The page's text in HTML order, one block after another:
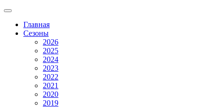
Главная
Сезоны
2026
2025
2024
2023
2022
2021
2020
2019